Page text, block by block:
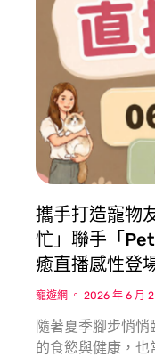
攜手打造寵物
忙」聯手「
癒直播感性登
寵遊網 2026 年 6 月 2
隨著夏季腳步悄
的食慾與健康，